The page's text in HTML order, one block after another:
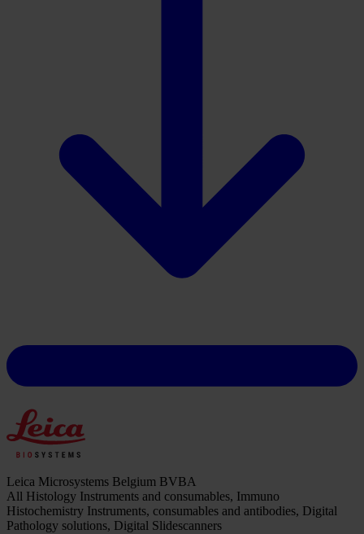
Leica Microsystems Belgium BVBA
All Histology Instruments and consumables, Immuno
Histochemistry Instruments, consumables and antibodies, Digital
Pathology solutions, Digital Slidescanners